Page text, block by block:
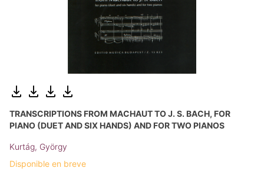
TRANSCRIPTIONS FROM MACHAUT TO J. S. BACH, FOR
PIANO (DUET AND SIX HANDS) AND FOR TWO PIANOS
Kurtág, György
Disponible en breve